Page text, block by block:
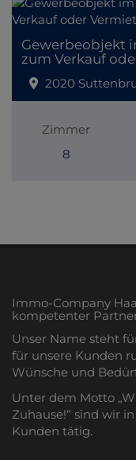
Gewerbeobjekt
zum Verkauf
2020
Zimmer
8
Immo-Company
kompetenter
Unser Name steht
für unsere Kunden
Wünsche und
Unter dem Motto
Zuhause!“ sind wir
Kunden tätig.